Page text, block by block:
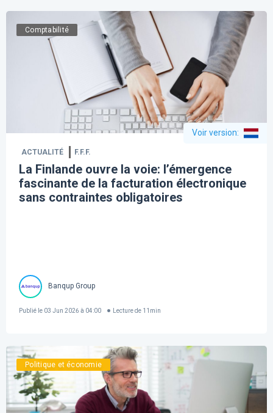
Comptabilité
Voir version:
ACTUALITÉ F.F.F.
La Finlande ouvre la voie: l’émergence
fascinante de la facturation électronique
sans contraintes obligatoires
Banqup Group
Publié le 03 Jun 2026 à 04:00 Lecture de 11 min
Politique et économie